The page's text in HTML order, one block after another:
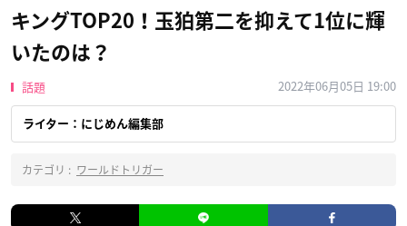
キングTOP20！玉狛第二を抑えて1位に輝
いたのは？
話題 2022年06月05日 19:00
ライター：にじめん編集部
カテゴリ : ワールドトリガー